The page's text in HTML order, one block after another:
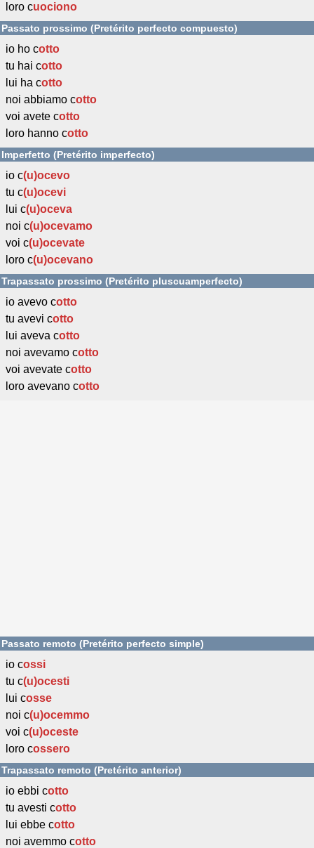
loro cuociono
Passato prossimo (Pretérito perfecto compuesto)
io ho cotto
tu hai cotto
lui ha cotto
noi abbiamo cotto
voi avete cotto
loro hanno cotto
Imperfetto (Pretérito imperfecto)
io c(u)ocevo
tu c(u)ocevi
lui c(u)oceva
noi c(u)ocevamo
voi c(u)ocevate
loro c(u)ocevano
Trapassato prossimo (Pretérito pluscuamperfecto)
io avevo cotto
tu avevi cotto
lui aveva cotto
noi avevamo cotto
voi avevate cotto
loro avevano cotto
Passato remoto (Pretérito perfecto simple)
io cossi
tu c(u)ocesti
lui cosse
noi c(u)ocemmo
voi c(u)oceste
loro cossero
Trapassato remoto (Pretérito anterior)
io ebbi cotto
tu avesti cotto
lui ebbe cotto
noi avemmo cotto